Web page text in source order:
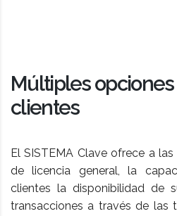
Múltiples
clientes
El SISTEMA Clave ofrece a
de licencia general, la
clientes la disponibilidad de
transacciones a través de las